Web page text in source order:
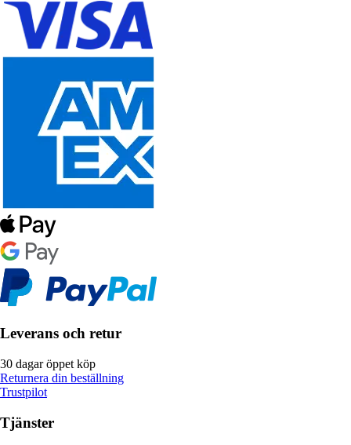
Leverans och retur
30 dagar öppet köp
Returnera din beställning
Trustpilot
Tjänster